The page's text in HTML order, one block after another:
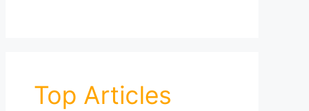
Top Articles